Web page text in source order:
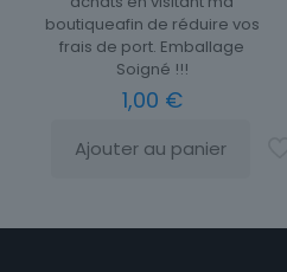
boutiqueafin de réduire vos
frais de port. Emballage
Soigné !!!
1,00 €
Ajouter au panier